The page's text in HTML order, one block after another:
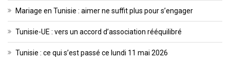
Mariage en Tunisie : aimer ne suffit plus pour s’engager
Tunisie-UE : vers un accord d’association rééquilibré
Tunisie : ce qui s’est passé ce lundi 11 mai 2026